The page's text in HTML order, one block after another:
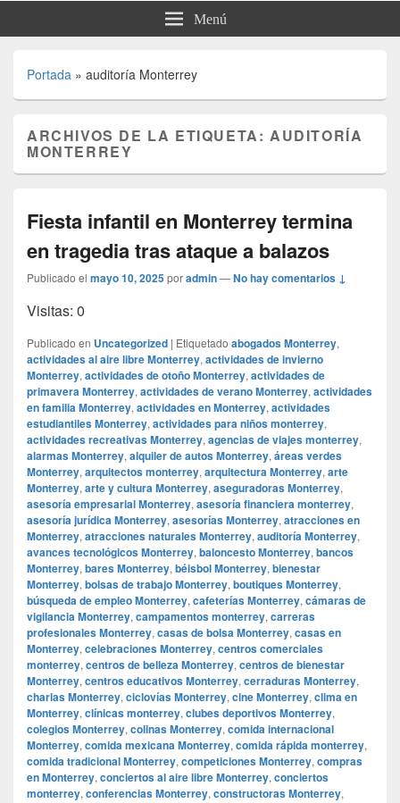
Menú
Portada » auditoría Monterrey
ARCHIVOS DE LA ETIQUETA:AUDITORÍA
MONTERREY
Fiesta infantil en Monterrey termina
en tragedia tras ataque a balazos
Publicado el mayo 10, 2025poradmin—No hay comentarios ↓
Visitas: 0
Publicado en Uncategorized | Etiquetado abogados Monterrey,
actividades al aire libre Monterrey, actividades de invierno
Monterrey, actividades de otoño Monterrey, actividades de
primavera Monterrey, actividades de verano Monterrey, actividades
en familia Monterrey, actividades en Monterrey, actividades
estudiantiles Monterrey, actividades para niños monterrey,
actividades recreativas Monterrey, agencias de viajes monterrey,
alarmas Monterrey, alquiler de autos Monterrey, áreas verdes
Monterrey, arquitectos monterrey, arquitectura Monterrey, arte
Monterrey, arte y cultura Monterrey, aseguradoras Monterrey,
asesoría empresarial Monterrey, asesoría financiera monterrey,
asesoría jurídica Monterrey, asesorías Monterrey, atracciones en
Monterrey, atracciones naturales Monterrey, auditoría Monterrey,
avances tecnológicos Monterrey, baloncesto Monterrey, bancos
Monterrey, bares Monterrey, béisbol Monterrey, bienestar
Monterrey, bolsas de trabajo Monterrey, boutiques Monterrey,
búsqueda de empleo Monterrey, cafeterías Monterrey, cámaras de
vigilancia Monterrey, campamentos monterrey, carreras
profesionales Monterrey, casas de bolsa Monterrey, casas en
Monterrey, celebraciones Monterrey, centros comerciales
monterrey, centros de belleza Monterrey, centros de bienestar
Monterrey, centros educativos Monterrey, cerraduras Monterrey,
charlas Monterrey, ciclovías Monterrey, cine Monterrey, clima en
Monterrey, clínicas monterrey, clubes deportivos Monterrey,
colegios Monterrey, colinas Monterrey, comida internacional
Monterrey, comida mexicana Monterrey, comida rápida monterrey,
comida tradicional Monterrey, competiciones Monterrey, compras
en Monterrey, conciertos al aire libre Monterrey, conciertos
monterrey, conferencias Monterrey, constructoras Monterrey,